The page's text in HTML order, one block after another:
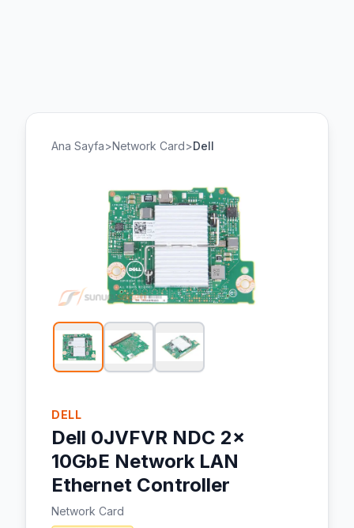
Ana Sayfa>Network Card>Dell
DELL
Dell 0JVFVR NDC 2x
10GbE Network LAN
Ethernet Controller
Network Card